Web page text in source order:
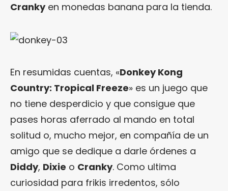
Crankyen monedas banana para la tienda.
En resumidas cuentas, «Donkey Kong
Country: Tropical Freeze» es un juego que
no tiene desperdicio y que consigue que
pases horas aferrado al mando en total
solitud o, mucho mejor, en compañía de un
amigo que se dedique a darle órdenes a
Diddy, Dixie o Cranky. Como ultima
curiosidad para frikis irredentos, sólo